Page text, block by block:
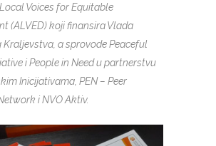
Voices for Equitable
(ALVED) koji finansira Vlada
Kraljevstva, a sprovode Peaceful
i People in Need u partnerstvu
Inicijativama, PEN – Peer
i NVO Aktiv.